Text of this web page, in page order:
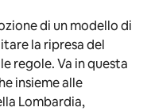
di un modello di
la ripresa del
regole. Va in questa
insieme alle
Lombardia,